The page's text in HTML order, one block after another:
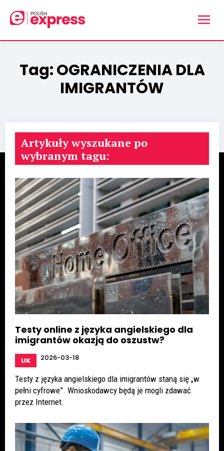
Tag:OGRANICZENIA DLA
IMIGRANTÓW
Artykuły wyszukane po
wybranym tagu:
Testy online z języka angielskiego dla
imigrantów okazją do oszustw?
UK 2026-03-18
Testy z języka angielskiego dla imigrantów staną się „w
pełni cyfrowe”. Wnioskodawcy będą je mogli zdawać
przez Internet.